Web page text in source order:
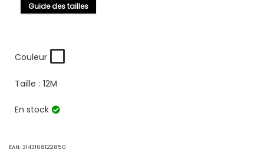
Guide des tailles
Couleur
Taille : 12M
En stock
EAN: 3143168122850